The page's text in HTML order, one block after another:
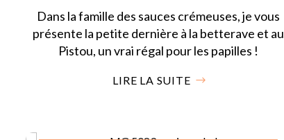
Dans la famille des sauces crémeuses, je vous
présente la petite dernière à la betterave et au
Pistou, un vrai régal pour les papilles !
LIRE LA SUITE